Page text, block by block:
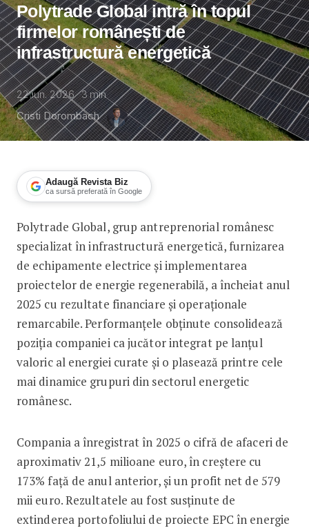
Polytrade Global intră în topul
firmelor românești de
infrastructură energetică
22 iun. 2026 3min
Cristi Dorombach
Adaugă Revista Biz
ca sursă preferată în Google
Polytrade Global intră în topul
Polytrade Global, grup antreprenorial românesc
specializat în infrastructură energetică, furnizarea
de echipamente electrice și implementarea
proiectelor de energie regenerabilă, a încheiat anul
2025 cu rezultate financiare și operaționale
remarcabile. Performanțele obținute consolidează
poziția companiei ca jucător integrat pe lanțul
valoric al energiei curate și o plasează printre cele
mai dinamice grupuri din sectorul energetic
românesc.
Compania a înregistrat în 2025 o cifră de afaceri de
aproximativ 21,5 milioane euro, în creștere cu
173% față de anul anterior, și un profit net de 579
mii euro. Rezultatele au fost susținute de
extinderea portofoliului de proiecte EPC în energie